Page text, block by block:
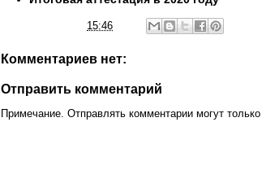
15:46
Комментариев нет:
Отправить комментарий
Примечание. Отправлять комментарии могут только